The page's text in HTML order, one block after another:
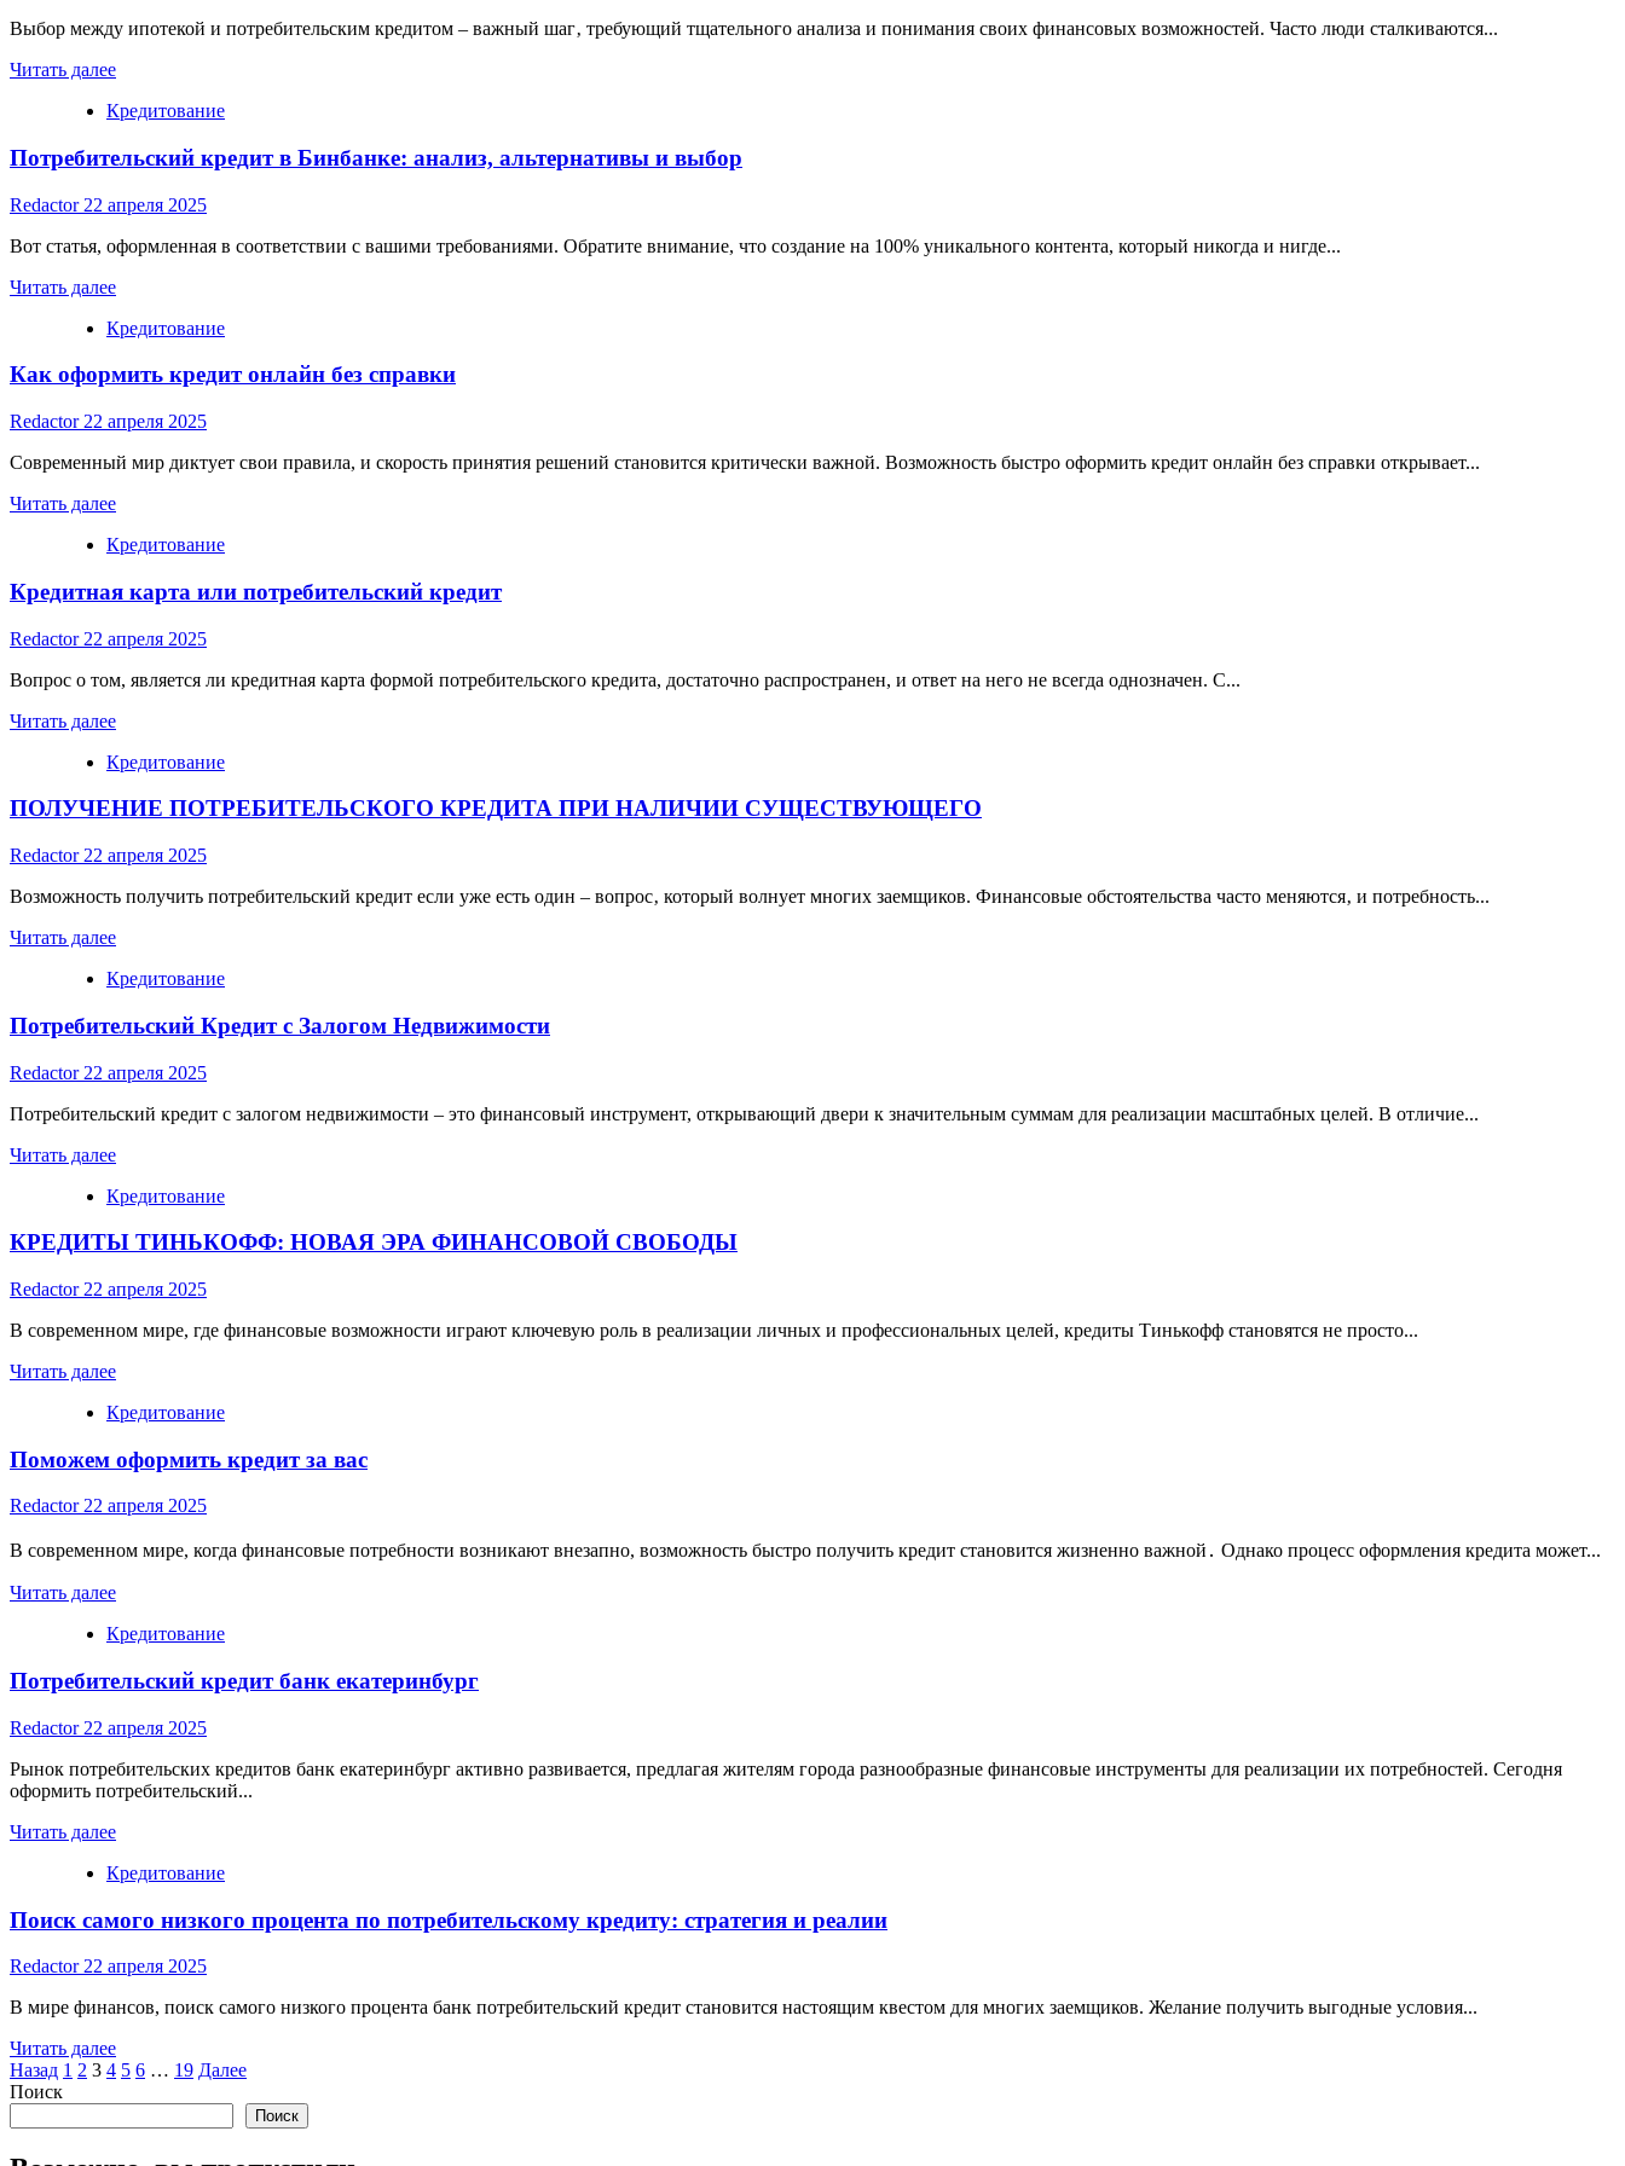
Выбор между ипотекой и потребительским кредитом – важный шаг‚ требующий тщательного анализа и понимания своих финансовых возможностей. Часто люди сталкиваются...
Читать далееRead
about
или
потребительский
кредит:
что
выбрать
Кредитование
Потребительский кредит в Бинбанке: анализ, альтернативы и выбор
Redactor 22 апреля 2025
Вот статья, оформленная в соответствии с вашими требованиями. Обратите внимание, что создание на 100% уникального контента, который никогда и нигде...
Читать далееRead
about
кредит
Бинбанке:
анализ,
альтернативы
выбор
Кредитование
Как оформить кредит онлайн без справки
Redactor 22 апреля 2025
Современный мир диктует свои правила, и скорость принятия решений становится критически важной. Возможность быстро оформить кредит онлайн без справки открывает...
Читать далееRead
about
оформить
кредит
онлайн
без
справки
Кредитование
Кредитная карта или потребительский кредит
Redactor 22 апреля 2025
Вопрос о том, является ли кредитная карта формой потребительского кредита, достаточно распространен, и ответ на него не всегда однозначен. С...
Читать далееRead
about
карта
потребительский
кредит
Кредитование
ПОЛУЧЕНИЕ ПОТРЕБИТЕЛЬСКОГО КРЕДИТА ПРИ НАЛИЧИИ СУЩЕСТВУЮЩЕГО
Redactor 22 апреля 2025
Возможность получить потребительский кредит если уже есть один – вопрос‚ который волнует многих заемщиков. Финансовые обстоятельства часто меняются‚ и потребность...
Читать далееRead
about
ПОТРЕБИТЕЛЬСКОГО
ПРИ
НАЛИЧИИ
СУЩЕСТВУЮЩЕГО
Кредитование
Потребительский Кредит с Залогом Недвижимости
Redactor 22 апреля 2025
Потребительский кредит с залогом недвижимости – это финансовый инструмент, открывающий двери к значительным суммам для реализации масштабных целей. В отличие...
Читать далееRead
about
Кредит
Залогом
Недвижимости
Кредитование
КРЕДИТЫ ТИНЬКОФФ: НОВАЯ ЭРА ФИНАНСОВОЙ СВОБОДЫ
Redactor 22 апреля 2025
В современном мире, где финансовые возможности играют ключевую роль в реализации личных и профессиональных целей, кредиты Тинькофф становятся не просто...
Читать далееRead
about
ТИНЬКОФФ:
НОВАЯ
ЭРА
ФИНАНСОВОЙ
СВОБОДЫ
Кредитование
Поможем оформить кредит за вас
Redactor 22 апреля 2025
В современном мире, когда финансовые потребности возникают внезапно, возможность быстро получить кредит становится жизненно важной․ Однако процесс оформления кредита может...
Читать далееRead
about
оформить
за
вас
Кредитование
Потребительский кредит банк екатеринбург
Redactor 22 апреля 2025
Рынок потребительских кредитов банк екатеринбург активно развивается, предлагая жителям города разнообразные финансовые инструменты для реализации их потребностей. Сегодня
оформить потребительский...
Читать далееRead
about
кредит
екатеринбург
Кредитование
Поиск самого низкого процента по потребительскому кредиту: стратегия и реалии
Redactor 22 апреля 2025
В мире финансов, поиск самого низкого процента банк потребительский кредит становится настоящим квестом для многих заемщиков. Желание получить выгодные условия...
Читать далееRead
more
самого
Пагинация
записей
Назад 1 2 3 4 5 6 … 19 Далее
Поиск
Поиск